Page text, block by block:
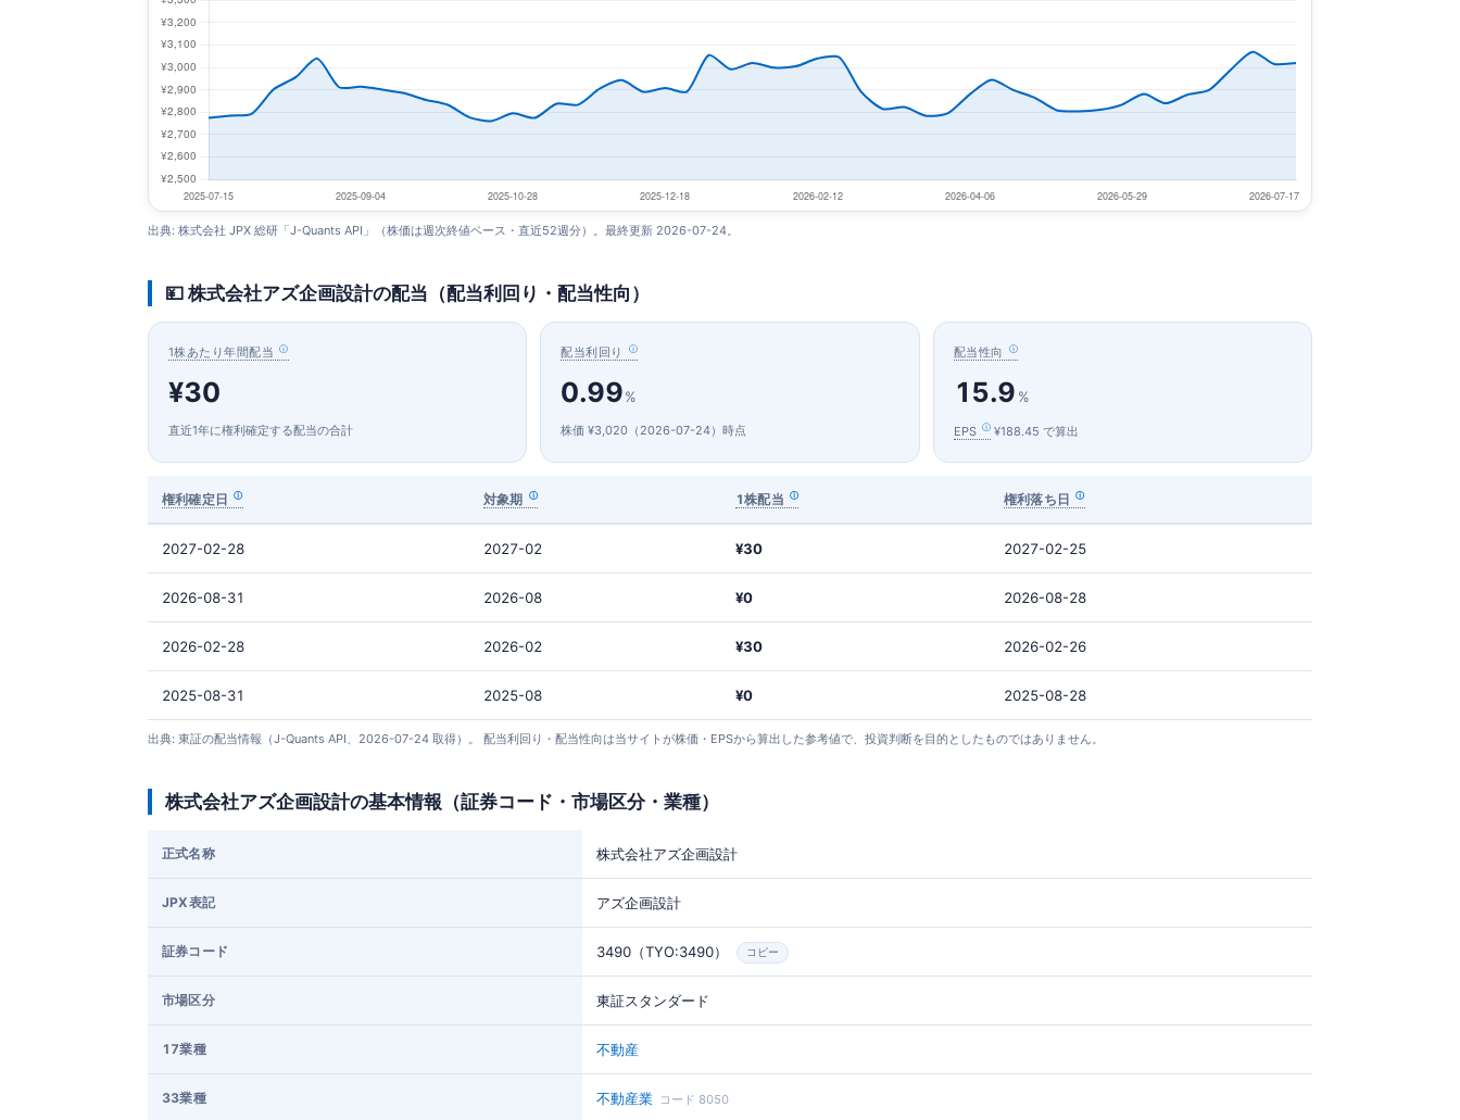
出典: 株式会社 JPX 総研「J-Quants API」（株価は週次終値ベース・直近52週分）。最終更新 2026-07-24。
💴 株式会社アズ企画設計の配当（配当利回り・配当性向）
1株あたり年間配当
¥30
直近1年に権利確定する配当の合計
配当利回り
0.99%
株価 ¥3,020（2026-07-24）時点
配当性向
15.9 %
EPS ¥188.45 で算出
権利確定日 対象期 1株配当 権利落ち日
2027-02-28 2027-02 ¥30 2027-02-25
2026-08-31 2026-08 ¥0 2026-08-28
2026-02-28 2026-02 ¥30 2026-02-26
2025-08-31 2025-08 ¥0 2025-08-28
出典: 東証の配当情報（J-Quants API、2026-07-24 取得）。 配当利回り・配当性向は当サイトが株価・EPSから算出した参考値で、投資判断を目的としたものではありません。
株式会社アズ企画設計の基本情報（証券コード・市場区分・業種）
正式名称 株式会社アズ企画設計
JPX表記 アズ企画設計
証券コード 3490（TYO:3490） コピー
市場区分 東証スタンダード
17業種 不動産
33業種 不動産業 コード 8050